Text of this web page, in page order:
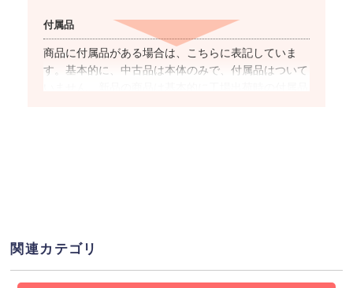
付属品
商品に付属品がある場合は、こちらに表記していま
す。基本的に、中古品は本体のみで、付属品はついて
ている動作確認端末一覧ページより対応可否をご確認
ください。
関連カテゴリ